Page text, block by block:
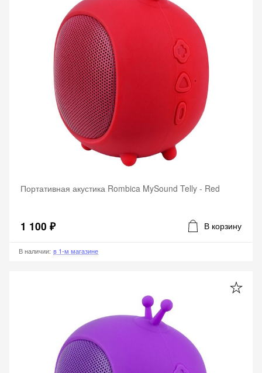
Портативная акустика Rombica MySound Telly - Red
1 100 ₽ В корзину
В наличии: в 1-м магазине